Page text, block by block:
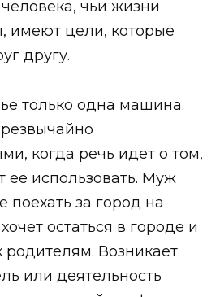
чьи жизни
имеют цели, которые
другу.
только одна машина.
когда речь идет о том,
ее использовать. Муж
поехать за город на
остаться в городе и
родителям. Возникает
или деятельность